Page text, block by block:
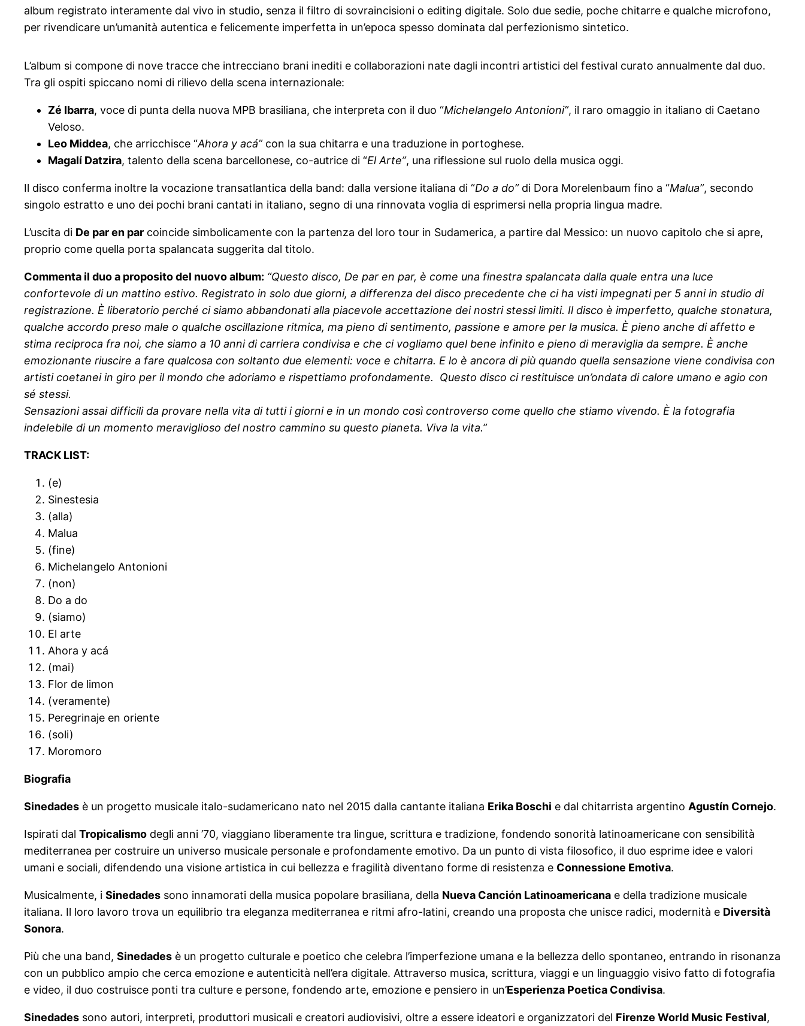
album registrato interamente dal vivo in studio, senza il filtro di sovraincisioni o editing digitale. Solo due sedie, poche chitarre e qualche microfono,
per rivendicare un’umanità autentica e felicemente imperfetta in un’epoca spesso dominata dal perfezionismo sintetico.
L’album si compone di nove tracce che intrecciano brani inediti e collaborazioni nate dagli incontri artistici del festival curato annualmente dal duo.
Tra gli ospiti spiccano nomi di rilievo della scena internazionale:
Zé Ibarra, voce di punta della nuova MPB brasiliana, che interpreta con il duo “Michelangelo Antonioni”, il raro omaggio in italiano di Caetano
Veloso.
Leo Middea, che arricchisce “Ahora y acá”con la sua chitarra e una traduzione in portoghese.
Magalí Datzira, talento della scena barcellonese, co-autrice di “El Arte”, una riflessione sul ruolo della musica oggi.
Il disco conferma inoltre la vocazione transatlantica della band: dalla versione italiana di “Do a do”di Dora Morelenbaum fino a “Malua”, secondo
singolo estratto e uno dei pochi brani cantati in italiano, segno di una rinnovata voglia di esprimersi nella propria lingua madre.
L’uscita di De par en par coincide simbolicamente con la partenza del loro tour in Sudamerica, a partire dal Messico: un nuovo capitolo che si apre,
proprio come quella porta spalancata suggerita dal titolo.
Commenta il duo a proposito del nuovo album: “Questo disco, De par en par, è come una finestra spalancata dalla quale entra una luce
confortevole di un mattino estivo. Registrato in solo due giorni, a differenza del disco precedente che ci ha visti impegnati per 5 anni in studio di
registrazione. È liberatorio perché ci siamo abbandonati alla piacevole accettazione dei nostri stessi limiti. Il disco è imperfetto, qualche stonatura,
qualche accordo preso male o qualche oscillazione ritmica, ma pieno di sentimento, passione e amore per la musica. È pieno anche di affetto e
stima reciproca fra noi, che siamo a 10 anni di carriera condivisa e che ci vogliamo quel bene infinito e pieno di meraviglia da sempre. È anche
emozionante riuscire a fare qualcosa con soltanto due elementi: voce e chitarra. E lo è ancora di più quando quella sensazione viene condivisa con
artisti coetanei in giro per il mondo che adoriamo e rispettiamo profondamente. Questo disco ci restituisce un’ondata di calore umano e agio con
sé stessi.
Sensazioni assai difficili da provare nella vita di tutti i giorni e in un mondo così controverso come quello che stiamo vivendo. È la fotografia
indelebile di un momento meraviglioso del nostro cammino su questo pianeta. Viva la vita.”
TRACK LIST:
(e)
Sinestesia
(alla)
Malua
(fine)
Michelangelo Antonioni
(non)
Do a do
(siamo)
El arte
Ahora y acá
(mai)
Flor de limon
(veramente)
Peregrinaje en oriente
(soli)
Moromoro
Biografia
Sinedades è un progetto musicale italo-sudamericano nato nel 2015 dalla cantante italiana Erika Boschi e dal chitarrista argentino Agustín Cornejo.
Ispirati dal Tropicalismo degli anni ’70, viaggiano liberamente tra lingue, scrittura e tradizione, fondendo sonorità latinoamericane con sensibilità
mediterranea per costruire un universo musicale personale e profondamente emotivo. Da un punto di vista filosofico, il duo esprime idee e valori
umani e sociali, difendendo una visione artistica in cui bellezza e fragilità diventano forme di resistenza e Connessione Emotiva.
Musicalmente, i Sinedades sono innamorati della musica popolare brasiliana, della Nueva Canción Latinoamericana e della tradizione musicale
italiana. Il loro lavoro trova un equilibrio tra eleganza mediterranea e ritmi afro-latini, creando una proposta che unisce radici, modernità e Diversità
Sonora.
Più che una band, Sinedades è un progetto culturale e poetico che celebra l’imperfezione umana e la bellezza dello spontaneo, entrando in risonanza
con un pubblico ampio che cerca emozione e autenticità nell’era digitale. Attraverso musica, scrittura, viaggi e un linguaggio visivo fatto di fotografia
e video, il duo costruisce ponti tra culture e persone, fondendo arte, emozione e pensiero in un’Esperienza Poetica Condivisa.
Sinedades sono autori, interpreti, produttori musicali e creatori audiovisivi, oltre a essere ideatori e organizzatori del Firenze World Music Festival,